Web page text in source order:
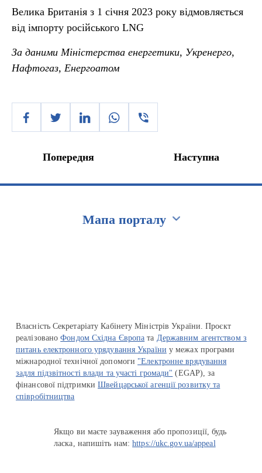
Велика Британія з 1 січня 2023 року відмовляється
від імпорту російського LNG
За даними Міністерства енергетики, Укренерго,
Нафтогаз, Енергоатом
Попередня Наступна
Мапа порталу
Власність Секретаріату Кабінету Міністрів України. Проєкт
реалізованоФондом Східна Європа та Державним агентством з
питань електронного урядування України у межах програми
міжнародної технічної допомоги "Електронне врядування
задля підзвітності влади та участі громади" (EGAP), за
фінансової підтримкиШвейцарської агенції розвитку та
співробітництва
Якщо ви маєте зауваження або пропозиції, будь
ласка, напишіть нам:https://ukc.gov.ua/appeal